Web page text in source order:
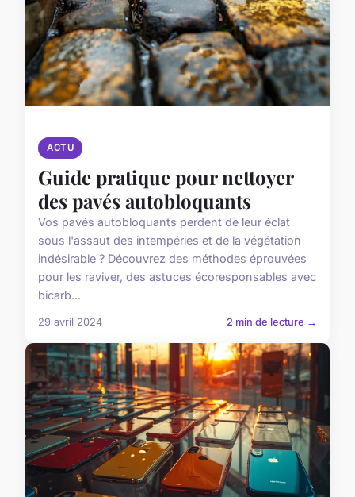
ACTU
Guide pratique pour nettoyer
des pavés autobloquants
Vos pavés autobloquants perdent de leur éclat
sous l'assaut des intempéries et de la végétation
indésirable ? Découvrez des méthodes éprouvées
pour les raviver, des astuces écoresponsables avec
bicarb...
29 avril 2024 2 min de lecture →